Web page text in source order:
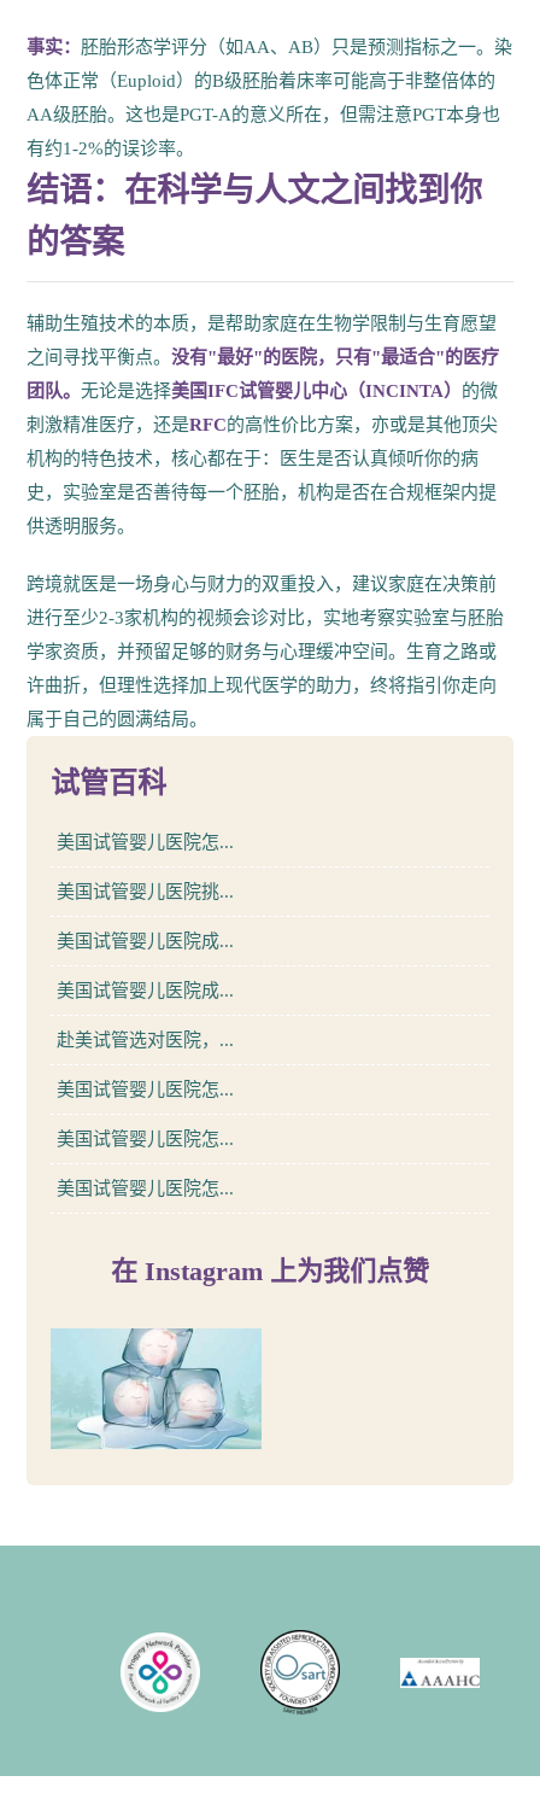
事实： 胚胎形态学评分（如AA、AB）只是预测指标之一。染
色体正常（Euploid）的B级胚胎着床率可能高于非整倍体的
AA级胚胎。这也是PGT-A的意义所在，但需注意PGT本身也
有约1-2%的误诊率。
结语：在科学与人文之间找到你
的答案
辅助生殖技术的本质，是帮助家庭在生物学限制与生育愿望
之间寻找平衡点。没有"最好"的医院，只有"最适合"的医疗
团队。无论是选择美国IFC试管婴儿中心（INCINTA） 的微
刺激精准医疗，还是RFC的高性价比方案，亦或是其他顶尖
机构的特色技术，核心都在于：医生是否认真倾听你的病
史，实验室是否善待每一个胚胎，机构是否在合规框架内提
供透明服务。
跨境就医是一场身心与财力的双重投入，建议家庭在决策前
进行至少2-3家机构的视频会诊对比，实地考察实验室与胚胎
学家资质，并预留足够的财务与心理缓冲空间。生育之路或
许曲折，但理性选择加上现代医学的助力，终将指引你走向
属于自己的圆满结局。
试管百科
美国试管婴儿医院怎...
美国试管婴儿医院挑...
美国试管婴儿医院成...
美国试管婴儿医院成...
赴美试管选对医院，...
美国试管婴儿医院怎...
美国试管婴儿医院怎...
美国试管婴儿医院怎...
在 Instagram 上为我们点赞